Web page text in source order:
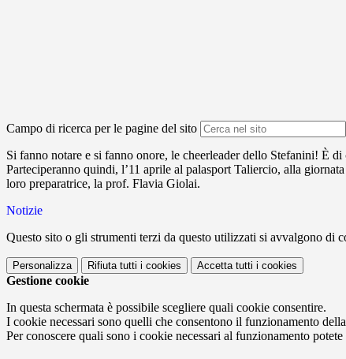
Campo di ricerca per le pagine del sito
Si fanno notare e si fanno onore, le cheerleader dello Stefanini! È
Parteciperanno quindi, l’11 aprile al palasport Taliercio, alla
loro preparatrice, la prof. Flavia Giolai.
Notizie
Questo sito o gli strumenti terzi da questo utilizzati si avvalgono di
Personalizza Rifiuta tutti i cookies Accetta tutti i cookies
Gestione cookie
In questa schermata è possibile scegliere quali cookie consentire.
I cookie necessari sono quelli che consentono il funzionamento
Per conoscere quali sono i cookie necessari al funzionamento